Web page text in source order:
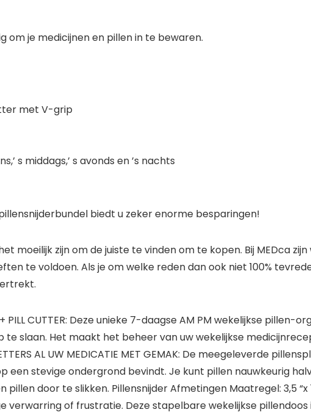
om je medicijnen en pillen in te bewaren.
met V-grip
s middags,’ s avonds en ’s nachts
biedt u zeker enorme besparingen!
moeilijk zijn om de juiste te vinden om te kopen. Bij MEDca
te voldoen. Als je om welke reden dan ook niet 100%
+ PILL CUTTER: Deze unieke 7-daagse AM PM wekelijkse
slaan. Het maakt het beheer van uw wekelijkse
AL UW MEDICATIE MET GEMAK: De meegeleverde
stevige ondergrond bevindt. Je kunt pillen nauwkeurig
door te slikken. Pillensnijder Afmetingen Maatregel: 3,5 “x
enige verwarring of frustratie. Deze stapelbare wekelijkse